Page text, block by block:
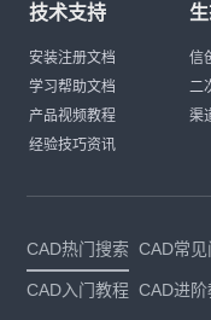
技术支持
安装注册文档
学习帮助文档
产品视频教程
经验技巧资讯
信
二
渠
CAD热门搜索 CAD常
CAD入门教程 CAD进阶